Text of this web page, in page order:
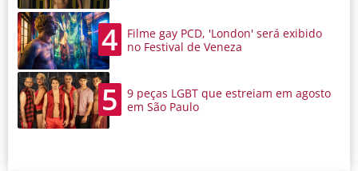
4
Filme gay PCD, 'London' será exibido
no Festival de Veneza
5
9 peças LGBT que estreiam em agosto
em São Paulo